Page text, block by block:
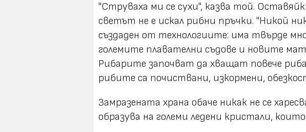
"Струваха ми се сухи", казва той.
светът не е искал рибни пръчки. "Никой
създаден от технологиите: има твърде
големите плавателни съдове и новите
Рибарите започват да хващат повече риба
рибите са почиствани, изкормени,
Замразената храна обаче никак не се
образува на големи ледени кристали,